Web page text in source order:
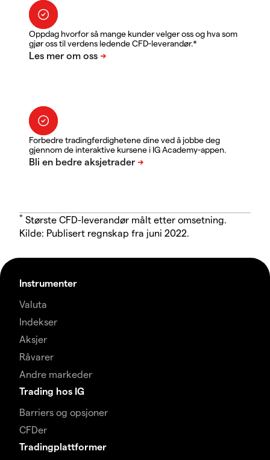
Oppdag hvorfor så mange kunder velger oss og hva som
gjør oss til verdens ledende CFD-leverandør.*
Forbedre tradingferdighetene dine ved å jobbe deg
gjennom de interaktive kursene i IG Academy-appen.
* Største CFD-leverandør målt etter omsetning.
Kilde: Publisert regnskap fra juni 2022.
Instrumenter
Valuta
Indekser
Aksjer
Råvarer
Andre markeder
Trading hos IG
Barriers og opsjoner
CFDer
Tradingplattformer